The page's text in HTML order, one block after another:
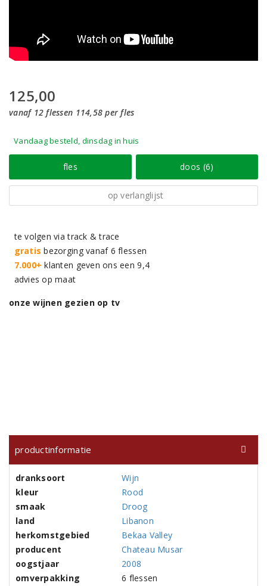
125,00
vanaf 12 flessen 114,58 per fles
Vandaag besteld, dinsdag in huis
fles doos (6)
op verlanglijst
te volgen via track & trace
gratis bezorging vanaf 6 flessen
7.000+ klanten geven ons een 9,4
advies op maat
onze wijnen gezien op tv
productinformatie
dranksoort
Wijn
kleur
Rood
smaak
Droog
land
Libanon
herkomstgebied
Bekaa Valley
producent
Chateau Musar
oogstjaar
2008
omverpakking
6 flessen